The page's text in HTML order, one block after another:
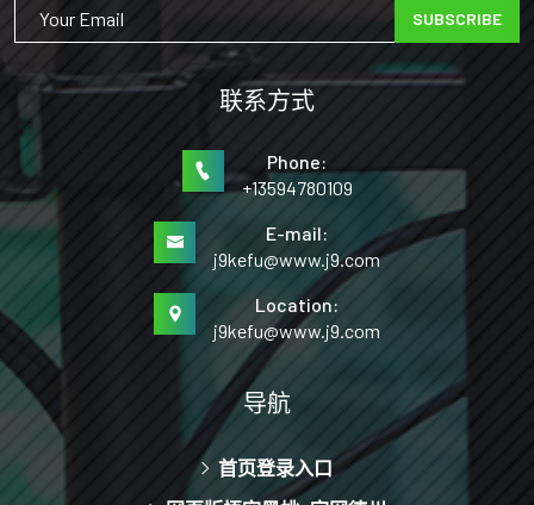
SUBSCRIBE
联系方式
Phone:
+13594780109
E-mail:
j9kefu@www.j9.com
Location:
j9kefu@www.j9.com
导航
首页登录入口